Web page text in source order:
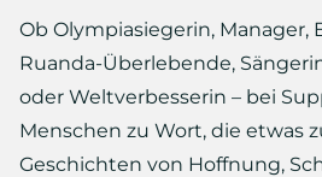
Ob Olympiasiegerin, Manager,
Ruanda-Überlebende,
oder Weltverbesserin – bei
Menschen zu Wort, die etwas
Geschichten von Hoffnung,